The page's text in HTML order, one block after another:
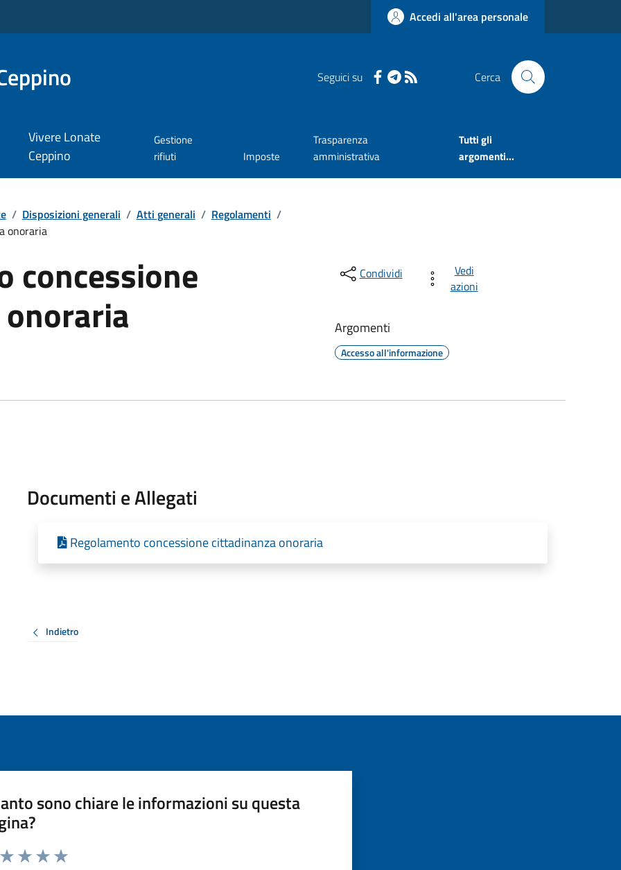
Accedi all'area personale
Seguici su Cerca
Vivere Lonate
Ceppino
Gestione
rifiuti
Imposte
Trasparenza
amministrativa
Tutti gli
argomenti...
/ Disposizioni generali / Atti generali / Regolamenti /
onoraria
concessione Condividi
Vedi
azioni
Argomenti
Accesso all'informazione
Documenti e Allegati
Regolamento concessione cittadinanza onoraria
Indietro
sono chiare le informazioni su questa
da 1 a 5 stelle la pagina